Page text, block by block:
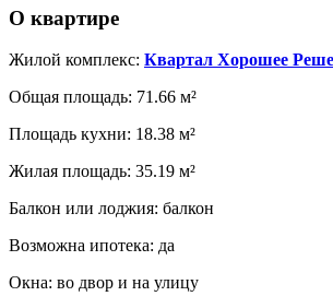
О квартире
Жилой комплекс: Квартал Хорошее
Общая площадь: 71.66 м²
Площадь кухни: 18.38 м²
Жилая площадь: 35.19 м²
Балкон или лоджия: балкон
Возможна ипотека: да
Окна: во двор и на улицу